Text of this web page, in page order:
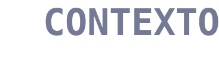
CONTEXTO